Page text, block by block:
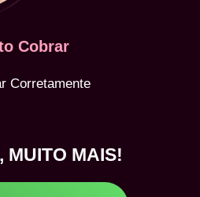
Cobrar
Corretamente
MUITO MAIS!